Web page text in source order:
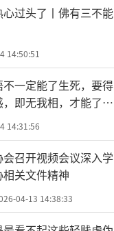
过头了丨佛有三不能
14:50:51
一定能了生死，要得
即无我相，才能了生
14:31:56
召开视频会议深入学
关文件精神
04-13 14:38:33